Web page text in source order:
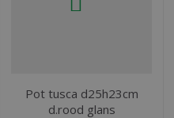
Pot tusca d25h23cm
d.rood glans